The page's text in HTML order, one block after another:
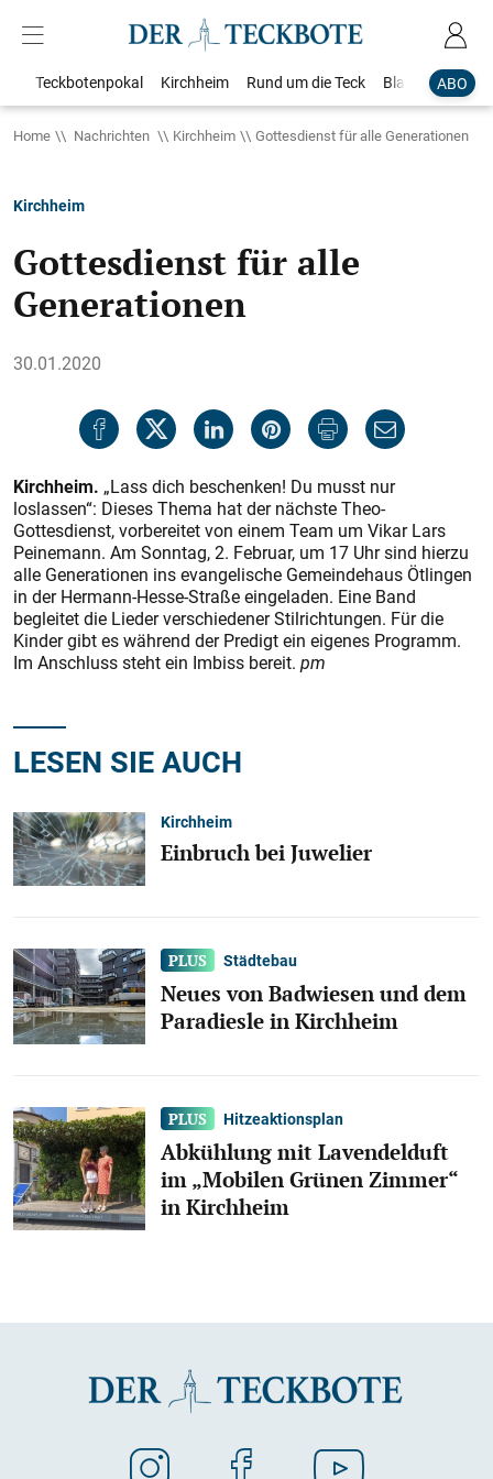
ABO
Teckbotenpokal Kirchheim Rund um die Teck Blaulicht
Home Nachrichten Kirchheim Gottesdienst für alle Generationen
Kirchheim
Gottesdienst für alle
Generationen
30.01.2020
Kirchheim. „Lass dich beschenken! Du musst nur
loslassen“: Dieses Thema hat der nächste Theo-
Gottesdienst, vorbereitet von einem Team um Vikar Lars
Peinemann. Am Sonntag, 2. Februar, um 17 Uhr sind hierzu
alle Generationen ins evangelische Gemeindehaus Ötlingen
in der Hermann-Hesse-Straße eingeladen. Eine Band
begleitet die Lieder verschiedener Stilrichtungen. Für die
Kinder gibt es während der Predigt ein eigenes Programm.
Im Anschluss steht ein Imbiss bereit. pm
LESEN SIE AUCH
Kirchheim
Einbruch bei Juwelier
Städtebau
Neues von Badwiesen und dem
Paradiesle in Kirchheim
Hitzeaktionsplan
Abkühlung mit Lavendelduft
im „Mobilen Grünen Zimmer“
in Kirchheim